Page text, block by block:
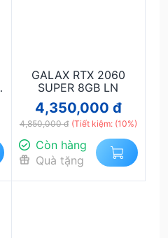
GALAX RTX 2060
SUPER 8GB LN
4,350,000 đ
4,850,000 đ (Tiết kiệm: (10%)
Còn hàng
Quà tặng